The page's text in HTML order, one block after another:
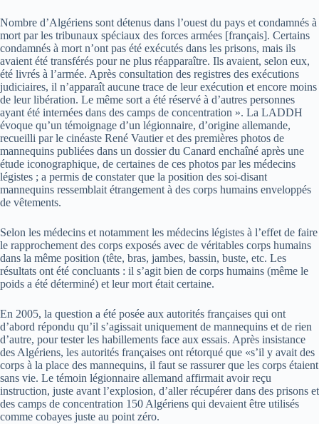
Nombre d’Algériens sont détenus dans l’ouest du pays et condamnés à
mort par les tribunaux spéciaux des forces armées [français]. Certains
condamnés à mort n’ont pas été exécutés dans les prisons, mais ils
avaient été transférés pour ne plus réapparaître. Ils avaient, selon eux,
été livrés à l’armée. Après consultation des registres des exécutions
judiciaires, il n’apparaît aucune trace de leur exécution et encore moins
de leur libération. Le même sort a été réservé à d’autres personnes
ayant été internées dans des camps de concentration ». La LADDH
évoque qu’un témoignage d’un légionnaire, d’origine allemande,
recueilli par le cinéaste René Vautier et des premières photos de
mannequins publiées dans un dossier du Canard enchaîné après une
étude iconographique, de certaines de ces photos par les médecins
légistes ; a permis de constater que la position des soi-disant
mannequins ressemblait étrangement à des corps humains enveloppés
de vêtements.
Selon les médecins et notamment les médecins légistes à l’effet de faire
le rapprochement des corps exposés avec de véritables corps humains
dans la même position (tête, bras, jambes, bassin, buste, etc. Les
résultats ont été concluants : il s’agit bien de corps humains (même le
poids a été déterminé) et leur mort était certaine.
En 2005, la question a été posée aux autorités françaises qui ont
d’abord répondu qu’il s’agissait uniquement de mannequins et de rien
d’autre, pour tester les habillements face aux essais. Après insistance
des Algériens, les autorités françaises ont rétorqué que «s’il y avait des
corps à la place des mannequins, il faut se rassurer que les corps étaient
sans vie. Le témoin légionnaire allemand affirmait avoir reçu
instruction, juste avant l’explosion, d’aller récupérer dans des prisons et
des camps de concentration 150 Algériens qui devaient être utilisés
comme cobayes juste au point zéro.